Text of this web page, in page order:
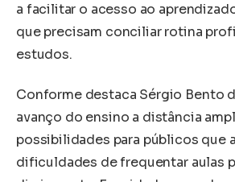
a facilitar o acesso ao
que precisam conciliar rotina
estudos.
Conforme destaca Sérgio Bento
avanço do ensino a distância
possibilidades para públicos que
dificuldades de frequentar aulas